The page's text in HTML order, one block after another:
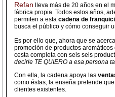
Refan lleva más de 20 años en el
fábrica propia. Todos estos años,
permiten a esta cadena de
busca el público y cómo conseguir
Es por ello que, ahora que se
promoción de productos
cesta completa con seis seis
decirle TE QUIERO a esa persona
Con ella, la cadena apoya las
como éstas, la enseña pretende
clientes existentes.